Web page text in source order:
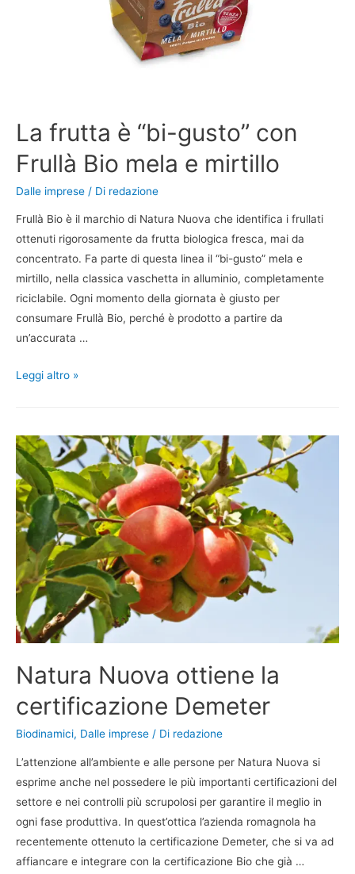
La frutta è “bi-gusto” con
Frullà Bio mela e mirtillo
Dalle imprese / Di redazione
Frullà Bio è il marchio di Natura Nuova che identifica i frullati
ottenuti rigorosamente da frutta biologica fresca, mai da
concentrato. Fa parte di questa linea il “bi-gusto” mela e
mirtillo, nella classica vaschetta in alluminio, completamente
riciclabile. Ogni momento della giornata è giusto per
consumare Frullà Bio, perché è prodotto a partire da
un’accurata …
Leggi altro »
Natura Nuova ottiene la
certificazione Demeter
Biodinamici, Dalle imprese / Di redazione
L’attenzione all’ambiente e alle persone per Natura Nuova si
esprime anche nel possedere le più importanti certificazioni del
settore e nei controlli più scrupolosi per garantire il meglio in
ogni fase produttiva. In quest’ottica l’azienda romagnola ha
recentemente ottenuto la certificazione Demeter, che si va ad
affiancare e integrare con la certificazione Bio che già …